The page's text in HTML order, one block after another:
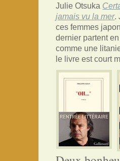
Julie Otsuka
jamais vu la mer.
ces femmes
dernier partent
comme une
le livre est court